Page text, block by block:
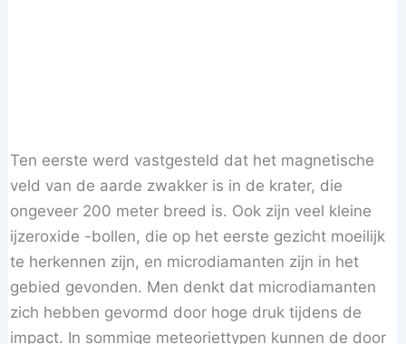
Ten eerste werd vastgesteld dat het magnetische
veld van de aarde zwakker is in de krater, die
ongeveer 200 meter breed is. Ook zijn veel kleine
ijzeroxide -bollen, die op het eerste gezicht moeilijk
te herkennen zijn, en microdiamanten zijn in het
gebied gevonden. Men denkt dat microdiamanten
zich hebben gevormd door hoge druk tijdens de
impact. In sommige meteoriettypen kunnen de door